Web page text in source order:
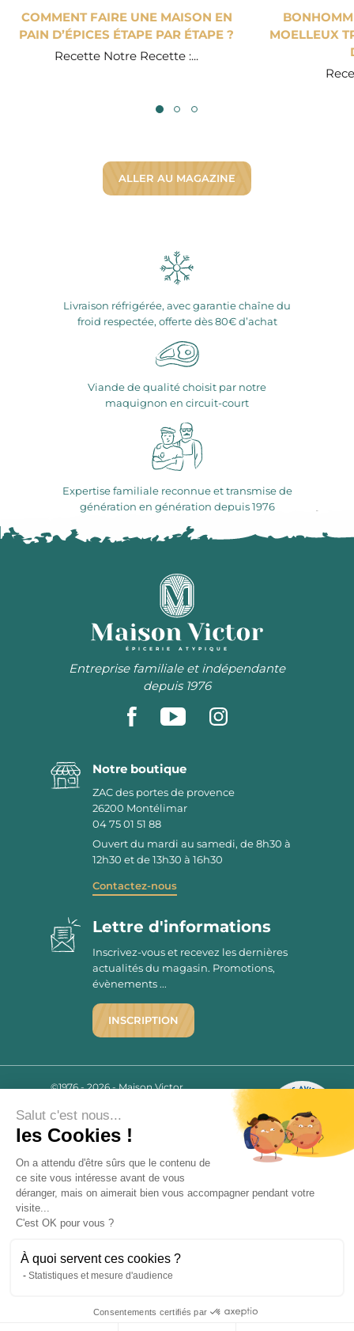
COMMENT FAIRE UNE MAISON EN
PAIN D’ÉPICES ÉTAPE PAR ÉTAPE ?
Recette Notre Recette :...
MOELLEUX
ALLER AU MAGAZINE
Livraison réfrigérée, avec garantie chaîne du
froid respectée, offerte dès 80€ d’achat
Viande de qualité choisit par notre
maquignon en circuit-court
Expertise familiale reconnue et transmise de
génération en génération depuis 1976
ÉPICERIE ATYPIQUE
Entreprise familiale et indépendante
depuis 1976
Notre boutique
ZAC des portes de provence
26200 Montélimar
04 75 01 51 88
Ouvert du mardi au samedi, de 8h30 à
12h30 et de 13h30 à 16h30
Contactez-nous
2780 AVIS
9.7/10
Lettre d'informations
Inscrivez-vous et recevez les dernières
actualités du magasin. Promotions,
évènements ...
INSCRIPTION
©1976 - 2026 - Maison Victor
Mentions légales
C.G.V.
Politique de confidentialité
FAQ
Livraisons
« L’abus d’alcool est dangereux pour la santé, à consommer avec
modération. La vente d’alcool est strictement interdite aux mineurs.
Salut c'est nous...
les Cookies !
On a attendu d'être sûrs que le contenu de
ce site vous intéresse avant de vous
déranger, mais on aimerait bien vous accompagner pendant votre
visite...
C'est OK pour vous ?
À quoi servent ces cookies ?
Statistiques et mesure d'audience
Consentements certifiés par